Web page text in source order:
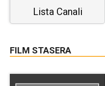
Lista Canali
FILM STASERA